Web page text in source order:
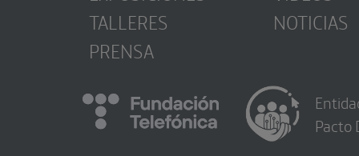
TALLERES
PRENSA
NOTICIAS
Pacto